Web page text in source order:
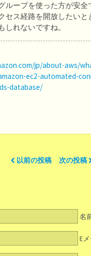
ループを使った方が安全
セス経路を開放したいと
しれないですね。
jp/about-aws/
ec2-automated-
database/
以前の投稿 次の投稿
名
E